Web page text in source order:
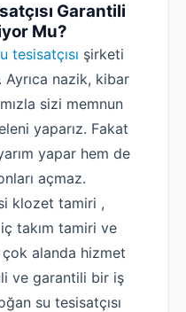
Garantili
Mu?
tesisatçısı şirketi
nazik, kibar
sizi memnun
yaparız. Fakat
yapar hem de
açmaz.
klozet tamiri ,
takım tamiri ve
alanda hizmet
ve garantili bir iş
su tesisatçısı